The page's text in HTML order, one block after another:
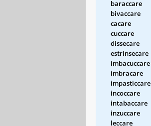
baraccare
bivaccare
cacare
cuccare
dissecare
estrinsecare
imbacuccare
imbracare
impasticcare
incoccare
intabaccare
inzuccare
leccare